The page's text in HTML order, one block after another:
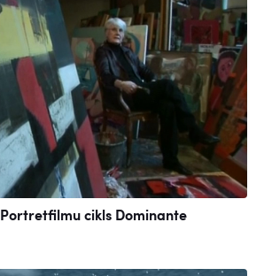
Portretfilmu cikls Dominante